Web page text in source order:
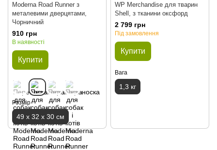
Moderna Road Runner з
металевими дверцятами,
Чорничний
910 грн
В наявності
Купити
Розмір
49 х 32 х 30 см
WP Merchandise для тварин
Shell, з тканини оксфорд
2 799 грн
Під замовлення
Купити
Вага
1,3 кг